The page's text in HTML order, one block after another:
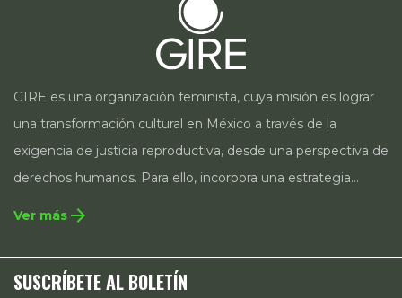
GIRE es una organización feminista, cuya misión es lograr
una transformación cultural en México a través de la
exigencia de justicia reproductiva, desde una perspectiva de
derechos humanos. Para ello, incorpora una estrategia
integral que contempla la incidencia en legislación y
estrategias de comunicación e investigación sobre el
estado de los derechos reproductivos en México.
Ver más arrow_forward
SUSCRÍBETE AL BOLETÍN